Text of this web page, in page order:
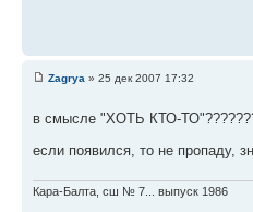
Zagrya » 25 дек 2007 17:32
в смысле "ХОТЬ КТО-
если появился, то не пропаду,
Кара-Балта, сш № 7... выпуск 1986